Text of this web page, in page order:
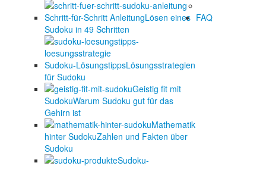
Schritt-für-Schritt AnleitungLösen eines
Sudoku in 49 Schritten
Sudoku-LösungstippsLösungsstrategien
für Sudoku
Geistig fit mit
SudokuWarum Sudoku gut für das
Gehirn ist
Mathematik
hinter SudokuZahlen und Fakten über
Sudoku
Sudoku-
FAQ